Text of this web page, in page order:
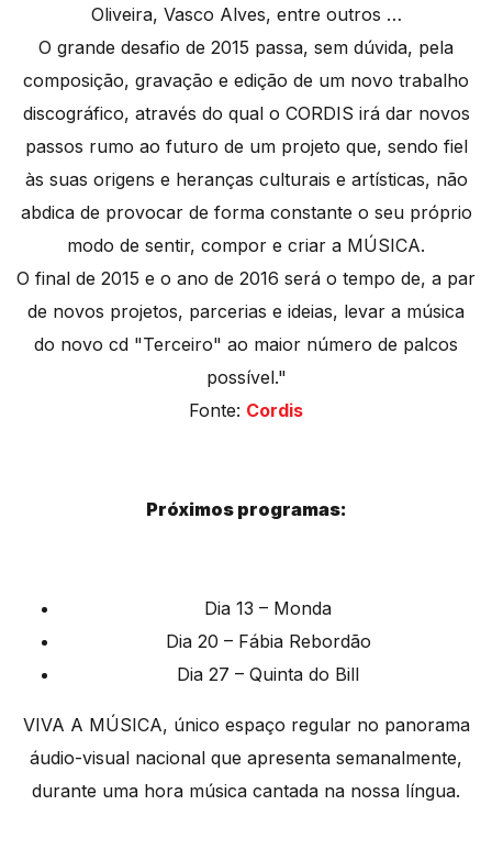
Oliveira, Vasco Alves, entre outros …
O grande desafio de 2015 passa, sem dúvida, pela
composição, gravação e edição de um novo trabalho
discográfico, através do qual o CORDIS irá dar novos
passos rumo ao futuro de um projeto que, sendo fiel
às suas origens e heranças culturais e artísticas, não
abdica de provocar de forma constante o seu próprio
modo de sentir, compor e criar a MÚSICA.
O final de 2015 e o ano de 2016 será o tempo de, a par
de novos projetos, parcerias e ideias, levar a música
do novo cd "Terceiro" ao maior número de palcos
possível."
Fonte: Cordis
Próximos programas:
Dia 13 – Monda
Dia 20 – Fábia Rebordão
Dia 27 – Quinta do Bill
VIVA A MÚSICA, único espaço regular no panorama
áudio-visual nacional que apresenta semanalmente,
durante uma hora música cantada na nossa língua.